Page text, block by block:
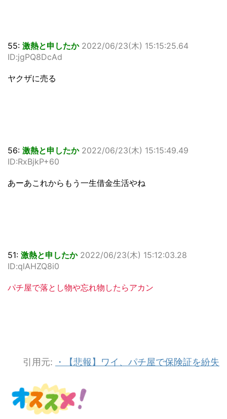
55: 激熱と申したか 2022/06/23(木) 15:15:25.64
ID:jgPQ8DcAd
ヤクザに売る
56: 激熱と申したか 2022/06/23(木) 15:15:49.49
ID:RxBjkP+60
あーあこれからもう一生借金生活やね
51: 激熱と申したか 2022/06/23(木) 15:12:03.28
ID:qlAHZQ8i0
パチ屋で落とし物や忘れ物したらアカン
引用元: ・【悲報】ワイ、パチ屋で保険証を紛失